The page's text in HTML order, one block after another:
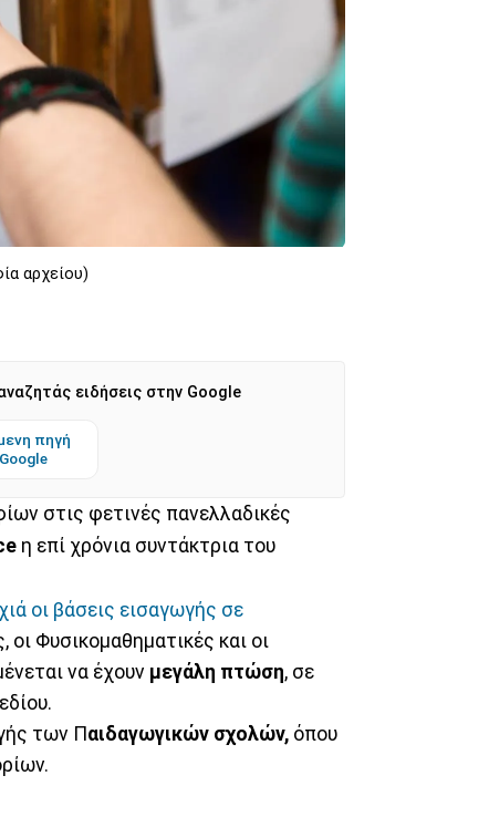
αρχείου)
ειδήσεις στην Google
πηγή
στις φετινές πανελλαδικές
η επί χρόνια συντάκτρια του
οι βάσεις εισαγωγής σε
Φυσικομαθηματικές και οι
να έχουν μεγάλη πτώση, σε
των Παιδαγωγικών σχολών, όπου